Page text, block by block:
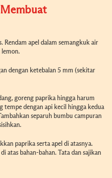
Rendam apel dalam semangkuk air
lemon.
dengan ketebalan 5 mm (sekitar
goreng paprika hingga harum
tempe dengan api kecil hingga kedua
separuh bumbu campuran
paprika serta apel di atasnya.
atas bahan-bahan. Tata dan sajikan